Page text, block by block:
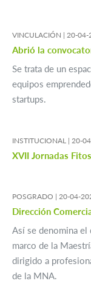
VINCULACIÓN | 20-04-
Abrió la
Se trata de un
equipos
startups.
INSTITUCIONAL | 20-
XVII Jornadas
POSGRADO | 20-04-
Dirección
Así se denomina el
marco de la
dirigido a
de la MNA.